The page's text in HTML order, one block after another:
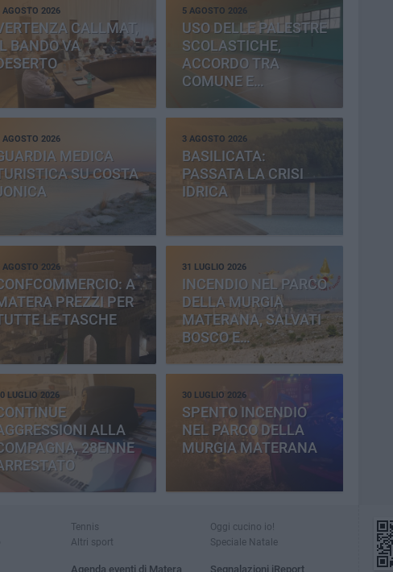
AGOSTO 2026
CALLMAT,
BANDO VA
5 AGOSTO 2026
USO DELLE PALESTRE
SCOLASTICHE,
ACCORDO TRA
COMUNE E
PROVINCIA
AGOSTO 2026
MEDICA
SU COSTA
3 AGOSTO 2026
BASILICATA:
PASSATA LA CRISI
IDRICA
AGOSTO 2026
A
PREZZI PER
LE TASCHE
31 LUGLIO 2026
INCENDIO NEL PARCO
DELLA MURGIA
MATERANA, SALVATI
BOSCO E
CEMENTERIA
LUGLIO 2026
ALLA
28ENNE
30 LUGLIO 2026
SPENTO INCENDIO
NEL PARCO DELLA
MURGIA MATERANA
Tennis
Altri sport
Agenda eventi di Matera
Oggi cucino io!
Speciale Natale
Segnalazioni iReport